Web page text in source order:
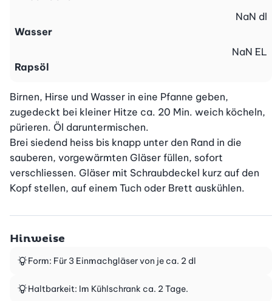
Wasser
NaN dl
Rapsöl
NaN EL
Birnen, Hirse und Wasser in eine Pfanne geben,
zugedeckt bei kleiner Hitze ca. 20 Min. weich köcheln,
pürieren. Öl daruntermischen.
Brei siedend heiss bis knapp unter den Rand in die
sauberen, vorgewärmten Gläser füllen, sofort
verschliessen. Gläser mit Schraubdeckel kurz auf den
Kopf stellen, auf einem Tuch oder Brett auskühlen.
Hinweise
Form: Für 3 Einmachgläser von je ca. 2 dl
Haltbarkeit: Im Kühlschrank ca. 2 Tage.